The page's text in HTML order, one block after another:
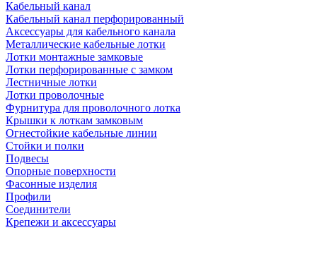
Кабельный канал
Кабельный канал перфорированный
Аксессуары для кабельного канала
Металлические кабельные лотки
Лотки монтажные замковые
Лотки перфорированные с замком
Лестничные лотки
Лотки проволочные
Фурнитура для проволочного лотка
Крышки к лоткам замковым
Огнестойкие кабельные линии
Стойки и полки
Подвесы
Опорные поверхности
Фасонные изделия
Профили
Соединители
Крепежи и аксессуары